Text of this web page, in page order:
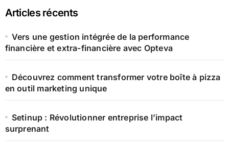
Articles récents
Vers une gestion intégrée de la performance
financière et extra-financière avec Opteva
Découvrez comment transformer votre boîte à pizza
en outil marketing unique
Setinup : Révolutionner entreprise l’impact
surprenant